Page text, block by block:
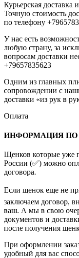
Курьерская доставка
Точную стоимость
по телефону
У нас есть
любую страну, за
вопросам доставки
+79657835623
Одним из главных
сопровождении с
доставки «из рук в
Оплата
ИНФОРМАЦИЯ ПО
Щенков которые уже
России (✅) можно
договора.
Если щенок еще не
заключаем договор,
ваш. А мы в свою
документов и
после получения
При оформлении
удобный для вас